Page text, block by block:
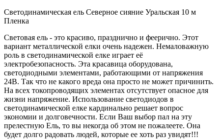
Светодинамическая ель Северное сияние Уральская 10 м
Пленка
Световая ель - это красиво, празднично и феерично. Этот
вариант металлической елки очень надежен. Немаловажную
роль в светодинамической елке играет её
электробезопасность. Эта красавица оборудована,
светодиодными элементами, работающими от напряжения
24В. Так что не какого вреда она просто не может причинить.
На всех токопроводящих элементах отсутствует опасное для
жизни напряжение. Использование светодиодов в
светодинамической елке кардинально решает вопрос
экономии и долговечности. Если Ваш выбор пал на эту
прелестную Ель, то вы некогда об этом не пожалеете. Она
будет долго радовать людей, которые ее хоть раз увидят!!!